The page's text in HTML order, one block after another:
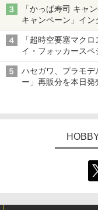
「かっぱ寿司 キャ
キャンペーン」イン
子どもが楽しめる
追求
「超時空要塞マク
イ・フォッカースペ
ハセガワ、プラモデ
ー」再販分を本日発